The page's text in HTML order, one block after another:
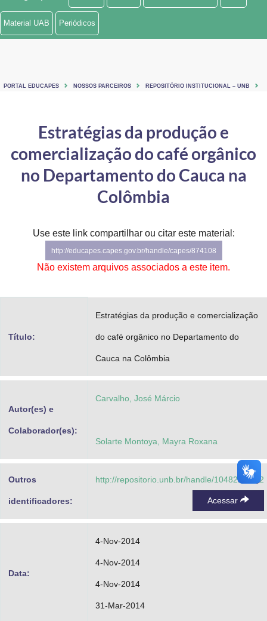
Ministério de Minas e Energia
Controladoria-Geral da União
Ministério da Mulher, da Família e dos Direitos Humanos
Gabinete de Segurança Institucional
Material UAB Periódicos
PORTAL EDUCAPES NOSSOS PARCEIROS REPOSITÓRIO INSTITUCIONAL – UNB
Estratégias da produção e
comercialização do café orgânico
no Departamento do Cauca na
Colômbia
Use este link compartilhar ou citar este material:
http://educapes.capes.gov.br/handle/capes/874108
Não existem arquivos associados a este item.
Título:
Estratégias da produção e comercialização
do café orgânico no Departamento do
Cauca na Colômbia
Autor(es) e
Colaborador(es):
Carvalho, José Márcio
Solarte Montoya, Mayra Roxana
Outros
identificadores:
http://repositorio.unb.br/handle/10482/16732
Acessar
Data:
4-Nov-2014
4-Nov-2014
4-Nov-2014
31-Mar-2014